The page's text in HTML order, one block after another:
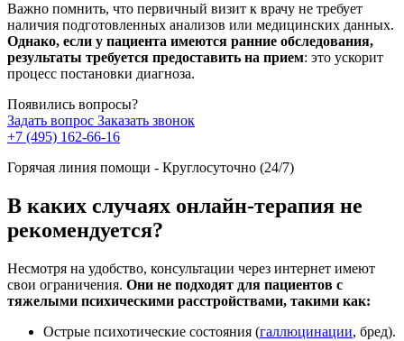
Важно помнить, что первичный визит к врачу не требует
наличия подготовленных анализов или медицинских данных.
Однако, если у пациента имеются ранние обследования,
результаты требуется предоставить на прием: это ускорит
процесс постановки диагноза.
Появились вопросы?
Задать вопрос Заказать звонок
+7 (495) 162-66-16
Горячая линия помощи - Круглосуточно (24/7)
В каких случаях онлайн-терапия не
рекомендуется?
Несмотря на удобство, консультации через интернет имеют
свои ограничения. Они не подходят для пациентов с
тяжелыми психическими расстройствами, такими как:
Острые психотические состояния (галлюцинации, бред).